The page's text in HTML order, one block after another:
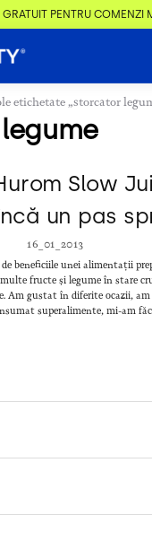
PENTRU COMENZI
etichetate „storcator
Slow
un pas
16_01_2013
beneficiile unei alimentații
multe fructe și legume în stare
Am gustat în diferite ocazii,
superalimente, mi-am